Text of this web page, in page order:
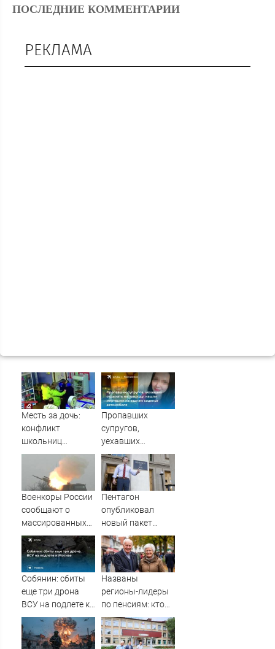
ПОСЛЕДНИЕ КОММЕНТАРИИ
РЕКЛАМА
Месть за дочь:
конфликт
школьниц
обернулся дракой
родителей в
Иркутске 30-10-
2020
Пропавших
супругов,
уехавших
отдыхать на
природу, нашли
мертвыми на
заднем сиденье
автомобиля
Военкоры России
сообщают о
массированных
ударах по Киеву
Пентагон
опубликовал
новый пакет
данных об НЛО
Собянин: сбиты
еще три дрона
ВСУ на подлете к
Москве
Названы
регионы-лидеры
по пенсиям: кто
получает больше
35 тысяч и почти
44 тысячи рублей